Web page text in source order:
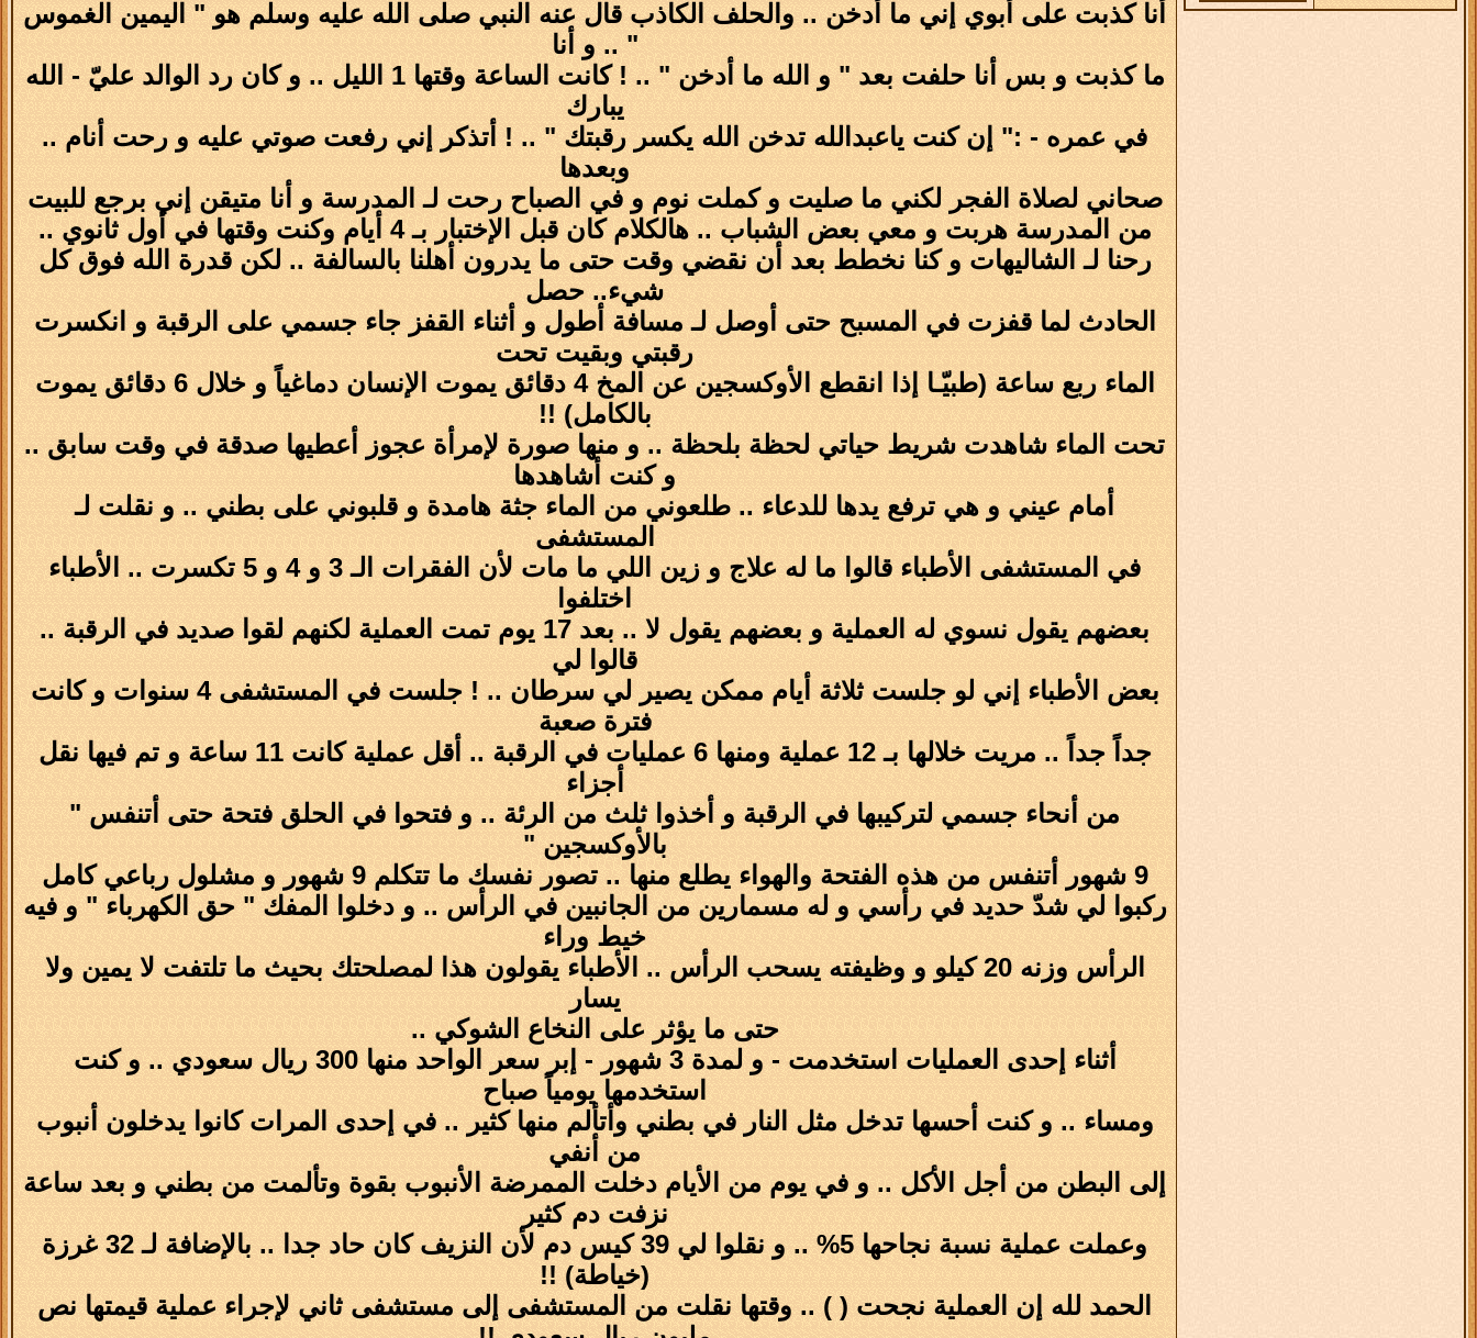
أنا كذبت على أبوي إني ما أدخن .. والحلف الكاذب قال عنه النبي صلى الله عليه وسلم هو " اليمين الغموس
" .. و أنا
ما كذبت و بس أنا حلفت بعد " و الله ما أدخن " .. ! كانت الساعة وقتها 1 الليل .. و كان رد الوالد عليّ - الله
يبارك
في عمره - :" إن كنت ياعبدالله تدخن الله يكسر رقبتك " .. ! أتذكر إني رفعت صوتي عليه و رحت أنام ..
وبعدها
صحاني لصلاة الفجر لكني ما صليت و كملت نوم و في الصباح رحت لـ المدرسة و أنا متيقن إني برجع للبيت
من المدرسة هربت و معي بعض الشباب .. هالكلام كان قبل الإختبار بـ 4 أيام وكنت وقتها في أول ثانوي ..
رحنا لـ الشاليهات و كنا نخطط بعد أن نقضي وقت حتى ما يدرون أهلنا بالسالفة .. لكن قدرة الله فوق كل
شيء.. حصل
الحادث لما قفزت في المسبح حتى أوصل لـ مسافة أطول و أثناء القفز جاء جسمي على الرقبة و انكسرت
رقبتي وبقيت تحت
الماء ربع ساعة (طبيّـا إذا انقطع الأوكسجين عن المخ 4 دقائق يموت الإنسان دماغياً و خلال 6 دقائق يموت
بالكامل) !!
تحت الماء شاهدت شريط حياتي لحظة بلحظة .. و منها صورة لإمرأة عجوز أعطيها صدقة في وقت سابق ..
و كنت أشاهدها
أمام عيني و هي ترفع يدها للدعاء .. طلعوني من الماء جثة هامدة و قلبوني على بطني .. و نقلت لـ
المستشفى
في المستشفى الأطباء قالوا ما له علاج و زين اللي ما مات لأن الفقرات الـ 3 و 4 و 5 تكسرت .. الأطباء
اختلفوا
بعضهم يقول نسوي له العملية و بعضهم يقول لا .. بعد 17 يوم تمت العملية لكنهم لقوا صديد في الرقبة ..
قالوا لي
بعض الأطباء إني لو جلست ثلاثة أيام ممكن يصير لي سرطان .. ! جلست في المستشفى 4 سنوات و كانت
فترة صعبة
جداً جداً .. مريت خلالها بـ 12 عملية ومنها 6 عمليات في الرقبة .. أقل عملية كانت 11 ساعة و تم فيها نقل
أجزاء
من أنحاء جسمي لتركيبها في الرقبة و أخذوا ثلث من الرئة .. و فتحوا في الحلق فتحة حتى أتنفس "
بالأوكسجين "
9 شهور أتنفس من هذه الفتحة والهواء يطلع منها .. تصور نفسك ما تتكلم 9 شهور و مشلول رباعي كامل
ركبوا لي شدّ حديد في رأسي و له مسمارين من الجانبين في الرأس .. و دخلوا المفك " حق الكهرباء " و فيه
خيط وراء
الرأس وزنه 20 كيلو و وظيفته يسحب الرأس .. الأطباء يقولون هذا لمصلحتك بحيث ما تلتفت لا يمين ولا
يسار
حتى ما يؤثر على النخاع الشوكي ..
أثناء إحدى العمليات استخدمت - و لمدة 3 شهور - إبر سعر الواحد منها 300 ريال سعودي .. و كنت
استخدمها يومياً صباح
ومساء .. و كنت أحسها تدخل مثل النار في بطني وأتألم منها كثير .. في إحدى المرات كانوا يدخلون أنبوب
من أنفي
إلى البطن من أجل الأكل .. و في يوم من الأيام دخلت الممرضة الأنبوب بقوة وتألمت من بطني و بعد ساعة
نزفت دم كثير
وعملت عملية نسبة نجاحها 5% .. و نقلوا لي 39 كيس دم لأن النزيف كان حاد جدا .. بالإضافة لـ 32 غرزة
(خياطة) !!
الحمد لله إن العملية نجحت ( ) .. وقتها نقلت من المستشفى إلى مستشفى ثاني لإجراء عملية قيمتها نص